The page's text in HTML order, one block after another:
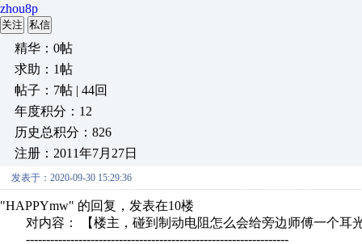
zhou8p
关注 私信
精华：0帖
求助：1帖
帖子：7帖 | 44回
年度积分：12
历史总积分：826
注册：2011年7月27日
发表于：2020-09-30 15:29:36
"HAPPYmw" 的回复，发表在10楼
对内容： 【楼主，碰到制动电阻怎么会给旁边师傅一个耳
-----------------------------------------------------------------